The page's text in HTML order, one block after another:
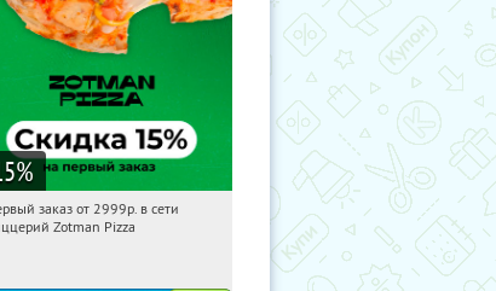
%
11:49:57 Получили:
заказ от 2999р. в сети
Zotman Pizza